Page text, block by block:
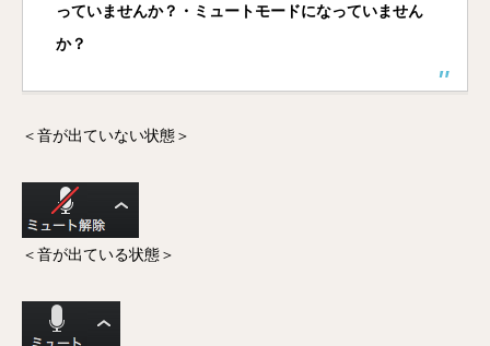
っていませんか？ ・ミュートモードになっていません
か？
＜音が出ていない状態＞
＜音が出ている状態＞